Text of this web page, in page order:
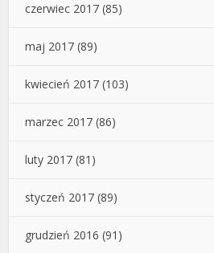
czerwiec 2017 (85)
maj 2017 (89)
kwiecień 2017 (103)
marzec 2017 (86)
luty 2017 (81)
styczeń 2017 (89)
grudzień 2016 (91)